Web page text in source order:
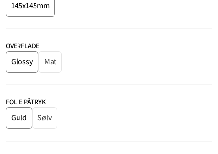
145x145mm
OVERFLADE
Glossy Mat
FOLIE PÅTRYK
Guld Sølv